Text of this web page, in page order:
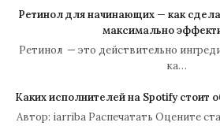
Ретинол для начинающих — как
максимально
Ретинол — это действительно
ка…
Каких исполнителей на Spotify стоит
Автор: iarriba Распечатать Оцените